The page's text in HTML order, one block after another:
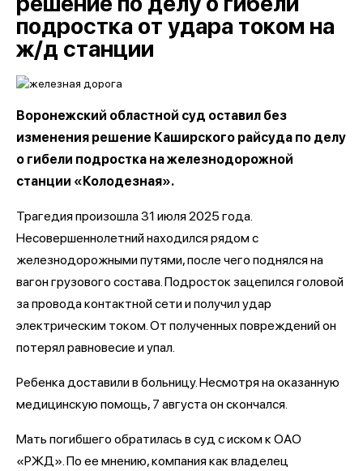
подростка от удара током на
ж/д станции
Воронежский областной суд оставил без
изменения решение Каширского райсуда по делу
о гибели подростка на железнодорожной
станции «Колодезная».
Трагедия произошла 31 июля 2025 года.
Несовершеннолетний находился рядом с
железнодорожными путями, после чего поднялся на
вагон грузового состава. Подросток зацепился головой
за провода контактной сети и получил удар
электрическим током. От полученных повреждений он
потерял равновесие и упал.
Ребенка доставили в больницу. Несмотря на оказанную
медицинскую помощь, 7 августа он скончался.
Мать погибшего обратилась в суд с иском к ОАО
«РЖД». По ее мнению, компания как владелец